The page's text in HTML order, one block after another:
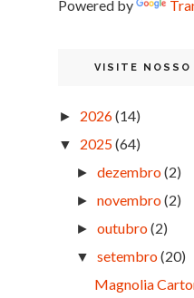
Powered by
VISITE NOSSO
► 2026(14)
▼ 2025(64)
►dezembro(2)
►novembro(2)
►outubro(2)
▼ setembro(20)
Magnolia